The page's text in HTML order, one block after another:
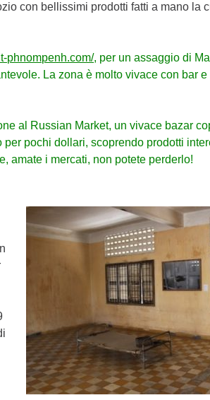
con bellissimi prodotti fatti a mano la
phnompenh.com/, per un assaggio di
La zona è molto vivace con bar e
al Russian Market, un vivace bazar
pochi dollari, scoprendo prodotti
amate i mercati, non potete perderlo!